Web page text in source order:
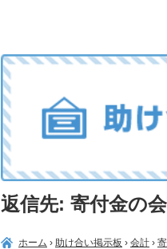
返信先: 寄付金の
ホーム › 助け合い掲示板 › 会計 ›